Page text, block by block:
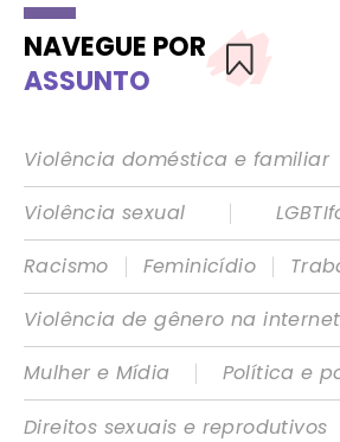
NAVEGUE POR
ASSUNTO
Violência doméstica e familiar
Violência sexual
|
Racismo
| Feminicídio |
Violência de gênero na internet
Mulher e Mídia
|
Política e
Direitos sexuais e reprodutivos